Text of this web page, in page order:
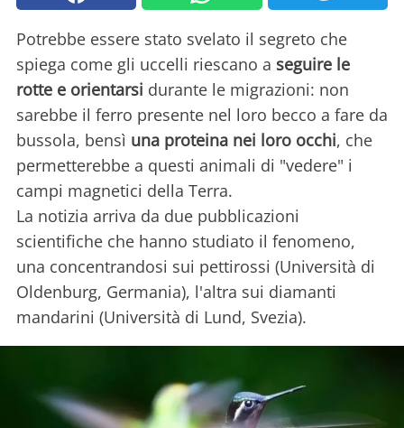
Potrebbe essere stato svelato il segreto che
spiega come gli uccelli riescano a seguire le
rotte e orientarsi durante le migrazioni: non
sarebbe il ferro presente nel loro becco a fare da
bussola, bensì una proteina nei loro occhi, che
permetterebbe a questi animali di "vedere" i
campi magnetici della Terra.
La notizia arriva da due pubblicazioni
scientifiche che hanno studiato il fenomeno,
una concentrandosi sui pettirossi (Università di
Oldenburg, Germania), l'altra sui diamanti
mandarini (Università di Lund, Svezia).